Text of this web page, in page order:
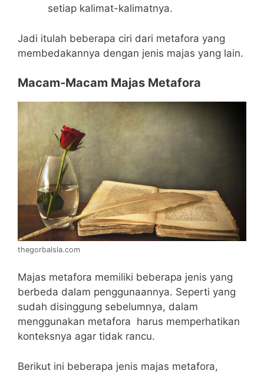
setiap kalimat-kalimatnya.
Jadi itulah beberapa ciri dari metafora yang
membedakannya dengan jenis majas yang lain.
Macam-Macam Majas Metafora
thegorbalsla.com
Majas metafora memiliki beberapa jenis yang
berbeda dalam penggunaannya. Seperti yang
sudah disinggung sebelumnya, dalam
menggunakan metafora harus memperhatikan
konteksnya agar tidak rancu.
Berikut ini beberapa jenis majas metafora,